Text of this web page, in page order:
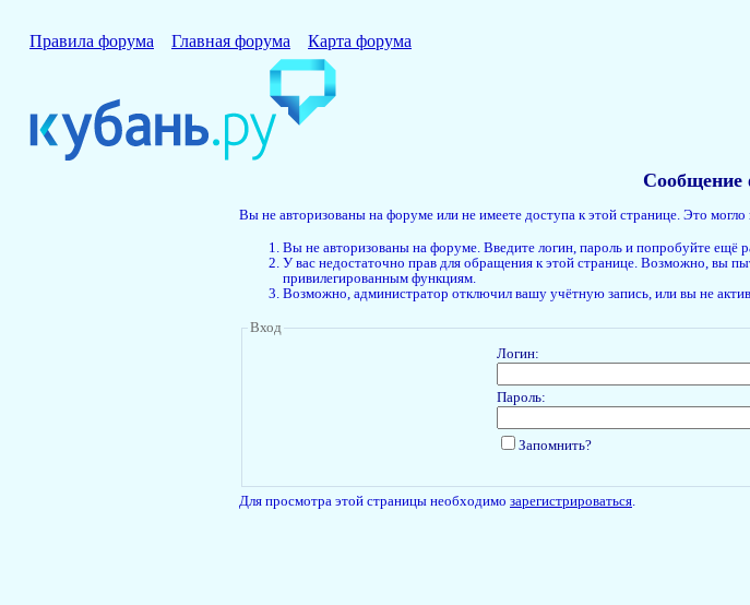
Правила форума Главная форума Карта форума
Сообщение
Вы не авторизованы на форуме или не имеете доступа к этой странице. Это
Вы не авторизованы на форуме. Введите логин, пароль и попробуйте ещё
У вас недостаточно прав для обращения к этой странице. Возможно, вы
привилегированным функциям.
Возможно, администратор отключил вашу учётную запись, или вы не
Вход
Логин:
Пароль:
Запомнить?
Для просмотра этой страницы необходимо зарегистрироваться.